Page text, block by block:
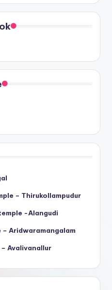
– Thirukollampudur
-Alangudi
Aridwaramangalam
Avalivanallur